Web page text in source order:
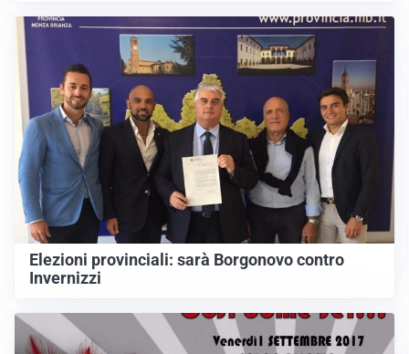
Elezioni provinciali: sarà Borgonovo contro
Invernizzi